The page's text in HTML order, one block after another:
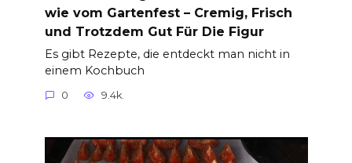
wie vom Gartenfest – Cremig, Frisch
und Trotzdem Gut Für Die Figur
Es gibt Rezepte, die entdeckt man nicht in
einem Kochbuch
0 9.4k.